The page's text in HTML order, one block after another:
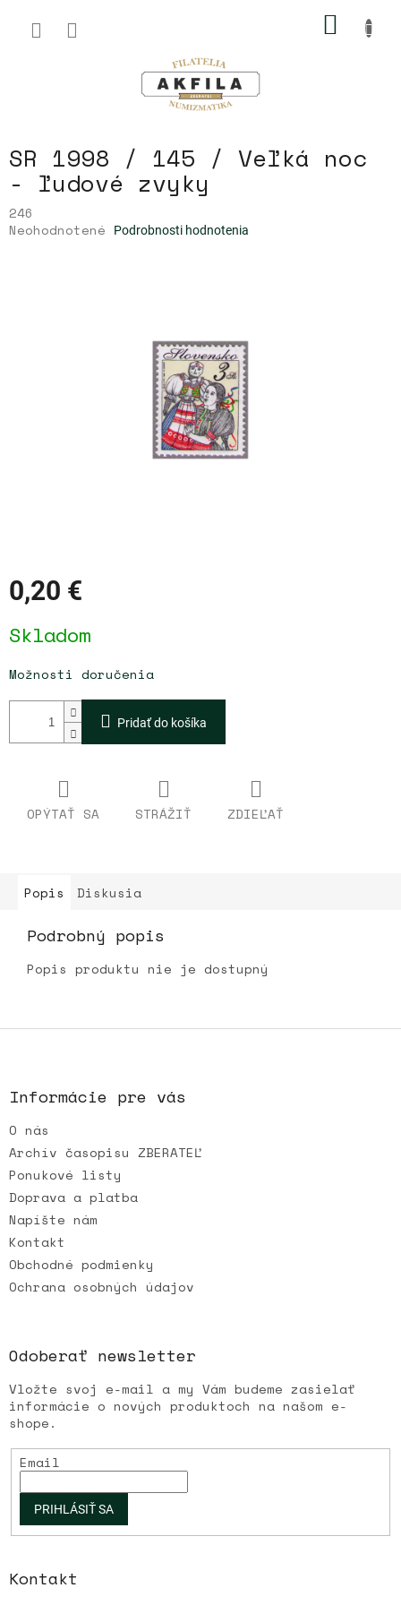
obsah
SR 1998 / 145 / Veľká noc
- ľudové zvyky
246
Priemerné
Neohodnotené Podrobnosti hodnotenia
0,20 €
cena:
Skladom
Možnosti doručenia
Pridať do košíka
OPÝTAŤ SA STRÁŽIŤ ZDIEĽAŤ
Popis Diskusia
Podrobný popis
Popis produktu nie je dostupný
Z
i
e
Informácie pre vás
O nás
Archív časopisu ZBERATEĽ
Ponukové listy
Doprava a platba
Napíšte nám
Kontakt
Obchodné podmienky
Ochrana osobných údajov
Odoberať newsletter
Vložte svoj e-mail a my Vám budeme zasielať
informácie o nových produktoch na našom e-
shope.
Email
PRIHLÁSIŤ SA
Kontakt